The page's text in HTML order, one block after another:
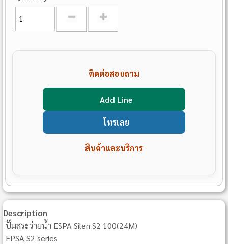
ติดต่อสอบถาม
Add Line
โทรเลย
สินค้าและบริการ
Description
ปั๊มสระว่ายน้ำ ESPA Silen S2 100(24M)
EPSA S2 series